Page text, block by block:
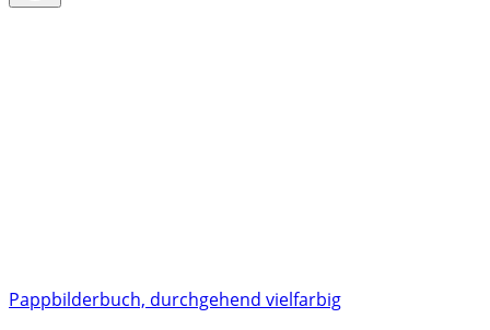
Pappbilderbuch, durchgehend vielfarbig